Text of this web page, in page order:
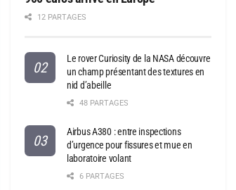
12 PARTAGES
Le rover Curiosity de la NASA découvre
un champ présentant des textures en
nid d’abeille
48 PARTAGES
Airbus A380 : entre inspections
d’urgence pour fissures et mue en
laboratoire volant
6 PARTAGES